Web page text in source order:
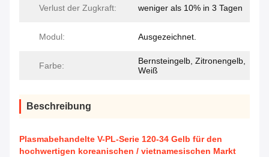
Verlust der Zugkraft: weniger als 10% in 3 Tagen
Modul: Ausgezeichnet.
Farbe:
Bernsteingelb, Zitronengelb,
Weiß
Beschreibung
Plasmabehandelte V-PL-Serie 120-34 Gelb für den
hochwertigen koreanischen / vietnamesischen Markt